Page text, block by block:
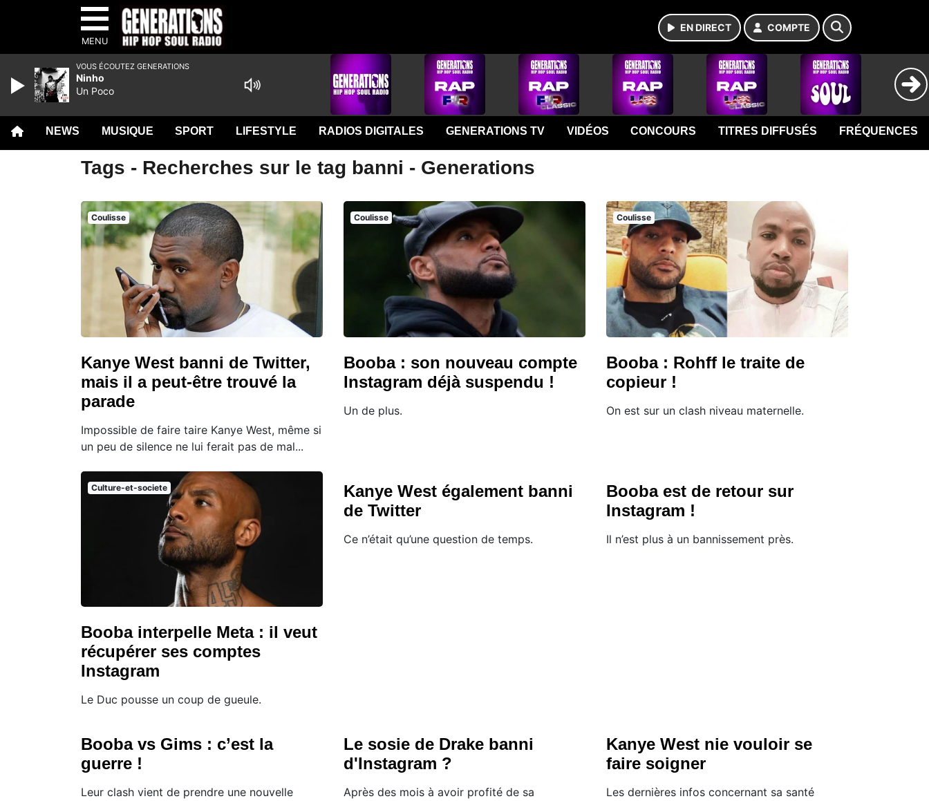
MENU
EN DIRECT COMPTE
NEWS MUSIQUE SPORT LIFESTYLE RADIOS DIGITALES GENERATIONS TV VIDÉOS CONCOURS TITRES DIFFUSÉS FRÉQUENCES
Tags - Recherches sur le tag banni - Generations
Coulisse
Kanye West banni de Twitter,
mais il a peut-être trouvé la
parade
Impossible de faire taire Kanye West, même si
un peu de silence ne lui ferait pas de mal...
Coulisse
Booba : son nouveau compte
Instagram déjà suspendu !
Un de plus.
Coulisse
Booba : Rohff le traite de
copieur !
On est sur un clash niveau maternelle.
Culture-et-societe
Booba interpelle Meta : il veut
récupérer ses comptes
Instagram
Le Duc pousse un coup de gueule.
Kanye West également banni
de Twitter
Ce n’était qu’une question de temps.
Booba est de retour sur
Instagram !
Il n’est plus à un bannissement près.
Booba vs Gims : c’est la
guerre !
Leur clash vient de prendre une nouvelle
Le sosie de Drake banni
d'Instagram ?
Après des mois à avoir profité de sa
Kanye West nie vouloir se
faire soigner
Les dernières infos concernant sa santé
VOUS ÉCOUTEZ GENERATIONS
Ninho
Un Poco